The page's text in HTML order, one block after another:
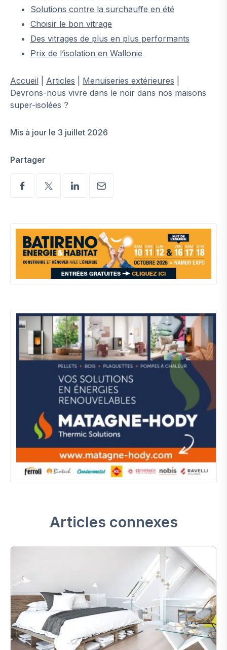
Solutions contre la surchauffe en été
Choisir le bon vitrage
Des vitrages de plus en plus performants
Prix de l’isolation en Wallonie
Accueil Articles Menuiseries extérieures
Devrons-nous vivre dans le noir dans nos maisons
super-isolées ?
Mis à jour le 3 juillet 2026
Partager
Articles connexes